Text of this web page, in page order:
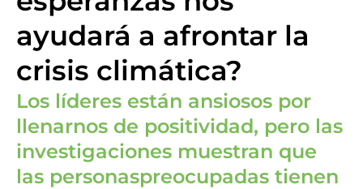
ayudará a afrontar la
crisis climática?
Los líderes están ansiosos por
llenarnos de positividad, pero las
investigaciones muestran que
las personaspreocupadas tienen